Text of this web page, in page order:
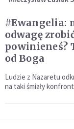
#Ewangelia:
odwagę
powinieneś?
od Boga
Ludzie z Nazaretu
na taki śmiały